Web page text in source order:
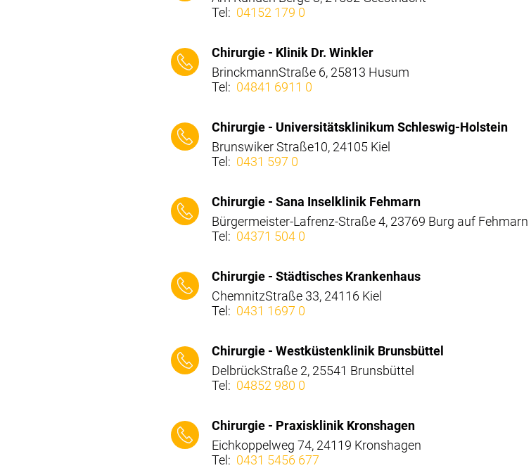
Tel: 04152 179 0
Chirurgie - Klinik Dr. Winkler
BrinckmannStraße 6, 25813 Husum
Tel: 04841 6911 0
Chirurgie - Universitätsklinikum Schleswig-Holstein
Brunswiker Straße10, 24105 Kiel
Tel: 0431 597 0
Chirurgie - Sana Inselklinik Fehmarn
Bürgermeister-Lafrenz-Straße 4, 23769 Burg auf Fehmarn
Tel: 04371 504 0
Chirurgie - Städtisches Krankenhaus
ChemnitzStraße 33, 24116 Kiel
Tel: 0431 1697 0
Chirurgie - Westküstenklinik Brunsbüttel
DelbrückStraße 2, 25541 Brunsbüttel
Tel: 04852 980 0
Chirurgie - Praxisklinik Kronshagen
Eichkoppelweg 74, 24119 Kronshagen
Tel: 0431 5456 677